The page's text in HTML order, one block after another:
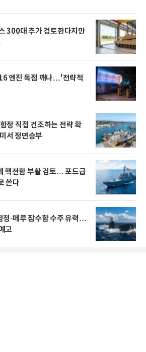
300대 추가 검토한다지만
엔진 독점 깨나…'전략적
정 직접 건조하는 전략 확
서 정면승부
핵전함 부활 검토… 포드급
쓴다
정·페루 잠수함 수주 유력…
고